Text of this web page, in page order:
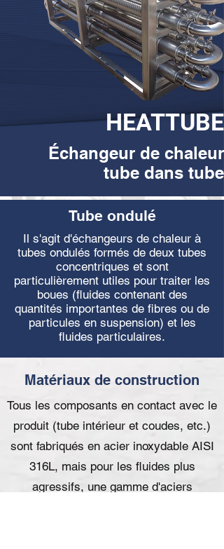
HEATTUBE
Échangeur de chaleur
tube dans tube
Tube ondulé
Il s'agit d'échangeurs de chaleur à
tubes ondulés formés de deux tubes
concentriques et sont
particulièrement utiles pour traiter les
boues (fluides contenant des
quantités importantes de fibres ou de
particules en suspension) et les
fluides particulaires.
Matériaux de construction
Tous les composants en contact avec le
produit (tube intérieur et coudes, etc.)
sont fabriqués en acier inoxydable AISI
316L, mais pour les fluides plus
agressifs, une gamme d'aciers